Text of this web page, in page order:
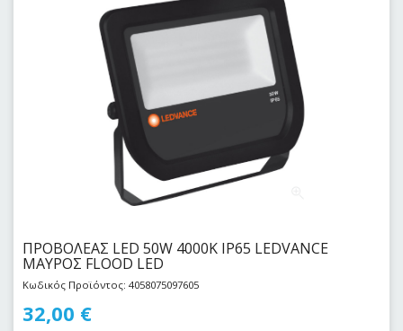
ΠΡΟΒΟΛΕΑΣ LED 50W 4000Κ IP65 LEDVANCE
ΜΑΥΡΟΣ FLOOD LED
Κωδικός Προϊόντος: 4058075097605
32,00 €